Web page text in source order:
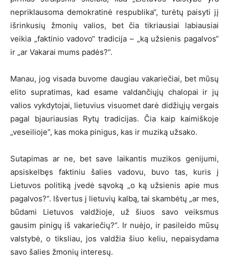
nepriklausoma demokratinė respublika“, turėtų paisyti jį
išrinkusių žmonių valios, bet čia tikriausiai labiausiai
veikia „faktinio vadovo“ tradicija – „ką užsienis pagalvos“
ir „ar Vakarai mums padės?“.
Manau, jog visada buvome daugiau vakariečiai, bet mūsų
elito supratimas, kad esame valdančiųjų chalopai ir jų
valios vykdytojai, lietuvius visuomet darė didžiųjų vergais
pagal bjauriausias Rytų tradicijas. Čia kaip kaimiškoje
„veseilioje“, kas moka pinigus, kas ir muziką užsako.
Sutapimas ar ne, bet save laikantis muzikos genijumi,
apsiskelbęs faktiniu šalies vadovu, buvo tas, kuris į
Lietuvos politiką įvedė sąvoką „o ką užsienis apie mus
pagalvos?“. Išvertus į lietuvių kalbą, tai skambėtų „ar mes,
būdami Lietuvos valdžioje, už šiuos savo veiksmus
gausim pinigų iš vakariečių?“. Ir nuėjo, ir pasileido mūsų
valstybė, o tiksliau, jos valdžia šiuo keliu, nepaisydama
savo šalies žmonių interesų.